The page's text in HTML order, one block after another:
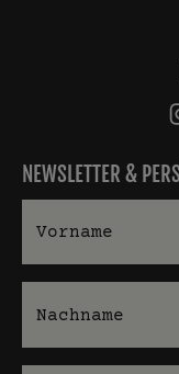
NEWSLETTER &